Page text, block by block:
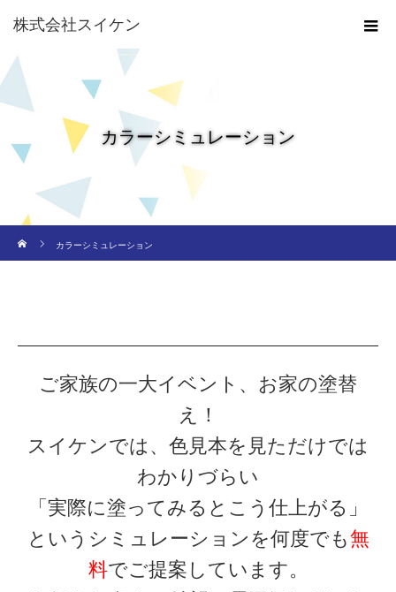
株式会社スイケン
カラーシミュレーション
カラーシミュレーション
ご家族の一大イベント、お家の塗替
え！
スイケンでは、色見本を見ただけでは
わかりづらい
「実際に塗ってみるとこう仕上がる」
というシミュレーションを何度でも無
料でご提案しています。